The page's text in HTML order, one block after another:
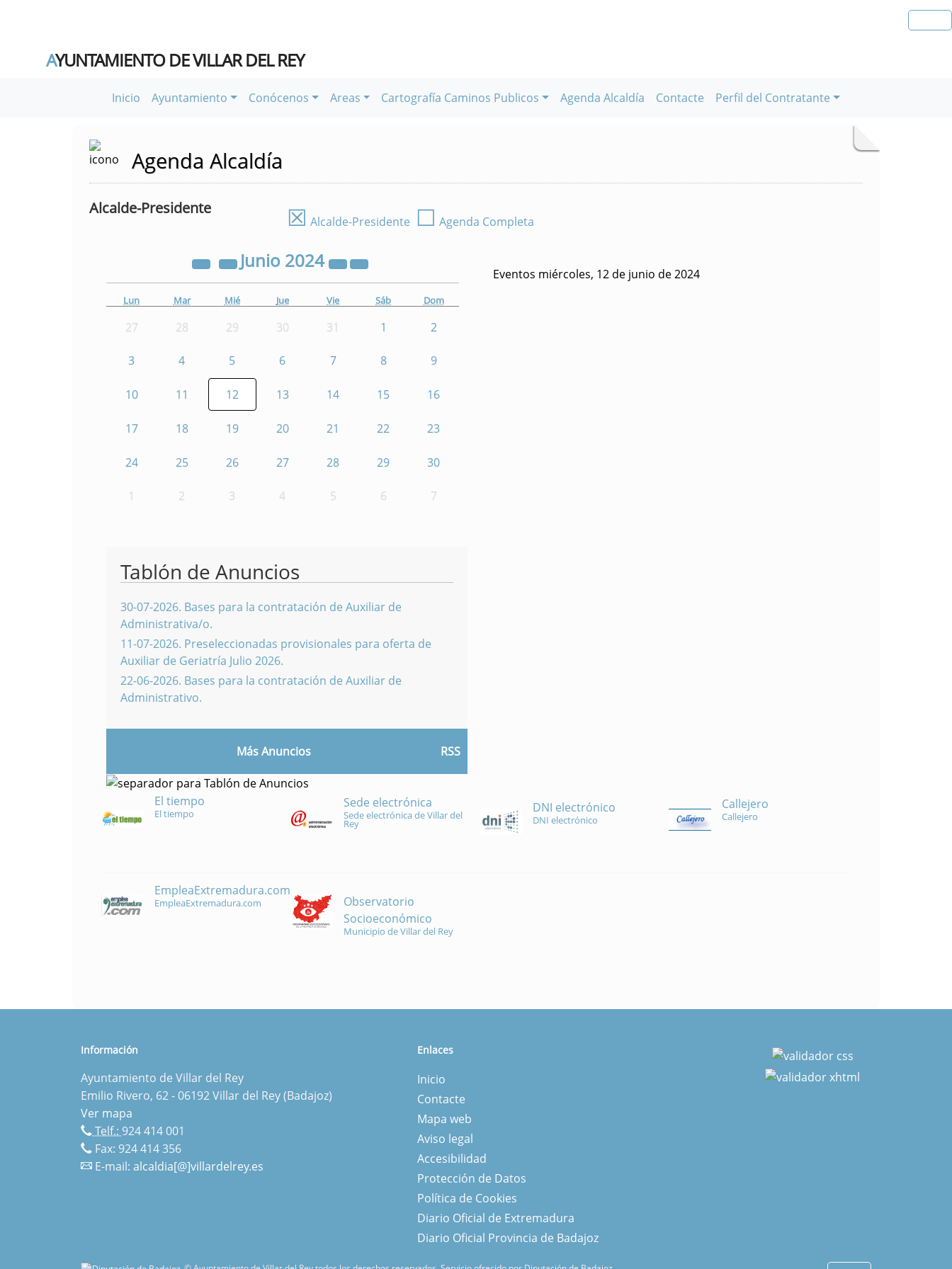
AYUNTAMIENTO DE VILLAR DEL REY
Inicio Ayuntamiento Conócenos Areas Cartografía Caminos Publicos Agenda Alcaldía Contacte Perfil del Contratante
Agenda Alcaldía
Alcalde-Presidente ☒ Alcalde-Presidente ☐ Agenda Completa
Junio 2024
Lun Mar Mié Jue Vie Sáb Dom
27 28 29 30 31 1 2
3 4 5 6 7 8 9
10 11 12 13 14 15 16
17 18 19 20 21 22 23
24 25 26 27 28 29 30
1 2 3 4 5 6 7
Eventos miércoles, 12 de junio de 2024
Tablón de Anuncios
30-07-2026. Bases para la contratación de Auxiliar de
Administrativa/o.
11-07-2026. Preseleccionadas provisionales para oferta de
Auxiliar de Geriatría Julio 2026.
22-06-2026. Bases para la contratación de Auxiliar de
Administrativo.
Más Anuncios RSS
El tiempo
El tiempo
Sede electrónica
Sede electrónica de Villar del
Rey
DNI electrónico
DNI electrónico
Callejero
Callejero
EmpleaExtremadura.com
EmpleaExtremadura.com
Observatorio
Socioeconómico
Municipio de Villar del Rey
Información
Ayuntamiento de Villar del Rey
Emilio Rivero, 62 - 06192 Villar del Rey (Badajoz)
Ver mapa
Telf.:924 414 001
Fax: 924 414 356
E-mail: alcaldia[@]villardelrey.es
Enlaces
Inicio
Contacte
Mapa web
Aviso legal
Accesibilidad
Protección de Datos
Política de Cookies
Diario Oficial de Extremadura
Diario Oficial Provincia de Badajoz